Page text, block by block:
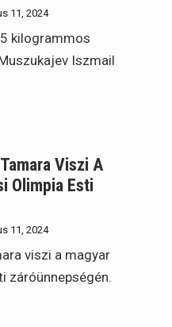
11, 2024
kilogrammos
Iszmail
Viszi A
Olimpia Esti
11, 2024
viszi a magyar
záróünnepségén.